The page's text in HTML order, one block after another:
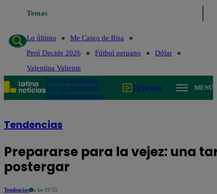
Temas
Lo último
Me Caigo de Risa
Perú Decide 2026
Fútbol peruano
Dólar
Valentina Valiente
PolíticaLimaMundo
Te ayudoTendencias
DeportesEspectáculos
TV en vivo MENÚ
Tendencias
Prepararse para la vejez: una
postergar
Tendencias a las 19:55